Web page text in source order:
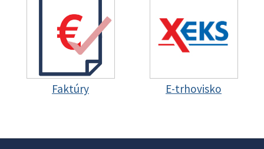
Faktúry E-trhovisko